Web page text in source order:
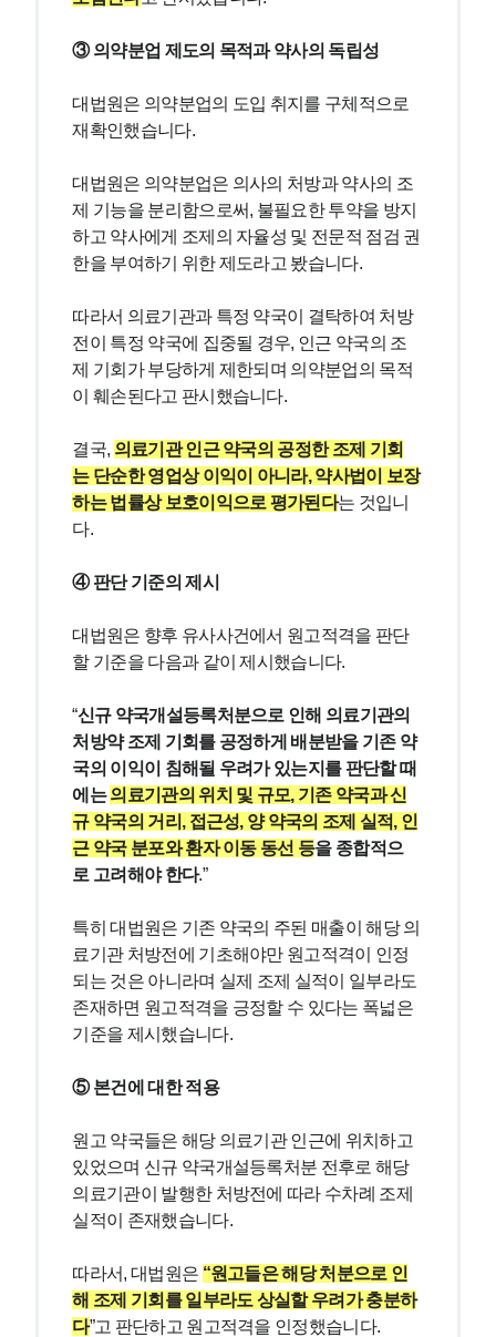
③ 의약분업 제도의 목적과 약사의 독립성
대법원은 의약분업의 도입 취지를 구체적으로
재확인했습니다.
대법원은 의약분업은 의사의 처방과 약사의 조
제 기능을 분리함으로써, 불필요한 투약을 방지
하고 약사에게 조제의 자율성 및 전문적 점검 권
한을 부여하기 위한 제도라고 봤습니다.
따라서 의료기관과 특정 약국이 결탁하여 처방
전이 특정 약국에 집중될 경우, 인근 약국의 조
제 기회가 부당하게 제한되며 의약분업의 목적
이 훼손된다고 판시했습니다.
결국, 의료기관 인근 약국의 공정한 조제 기회
는 단순한 영업상 이익이 아니라, 약사법이 보장
하는 법률상 보호이익으로 평가된다는 것입니
다.
④ 판단 기준의 제시
대법원은 향후 유사사건에서 원고적격을 판단
할 기준을 다음과 같이 제시했습니다.
“신규 약국개설등록처분으로 인해 의료기관의
처방약 조제 기회를 공정하게 배분받을 기존 약
국의 이익이 침해될 우려가 있는지를 판단할 때
에는 의료기관의 위치 및 규모, 기존 약국과 신
규 약국의 거리, 접근성, 양 약국의 조제 실적, 인
근 약국 분포와 환자 이동 동선 등을 종합적으
로 고려해야 한다.”
특히 대법원은 기존 약국의 주된 매출이 해당 의
료기관 처방전에 기초해야만 원고적격이 인정
되는 것은 아니라며 실제 조제 실적이 일부라도
존재하면 원고적격을 긍정할 수 있다는 폭넓은
기준을 제시했습니다.
⑤ 본건에 대한 적용
원고 약국들은 해당 의료기관 인근에 위치하고
있었으며 신규 약국개설등록처분 전후로 해당
의료기관이 발행한 처방전에 따라 수차례 조제
실적이 존재했습니다.
따라서, 대법원은 “원고들은 해당 처분으로 인
해 조제 기회를 일부라도 상실할 우려가 충분하
다”고 판단하고 원고적격을 인정했습니다.